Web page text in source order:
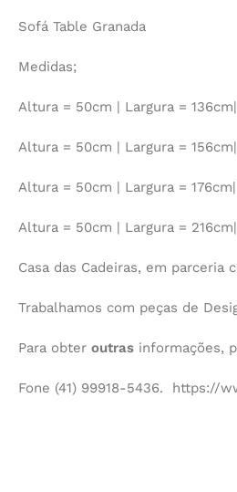
Sofá Table Granada
Medidas;
Altura = 50cm | Largura =
Altura = 50cm | Largura =
Altura = 50cm | Largura =
Altura = 50cm | Largura =
Casa das Cadeiras, em
Trabalhamos com peças de
Para obter outras informações,
Fone (41) 99918-5436. https://